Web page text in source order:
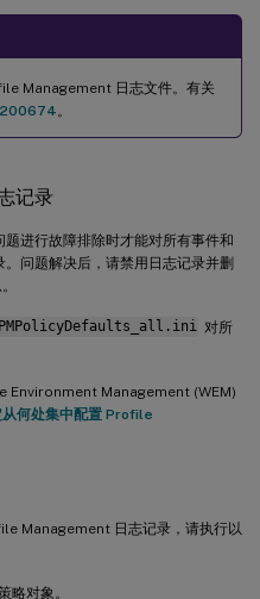
Management 日志文件。有关
。
记录
进行故障排除时才能对所有事件和
问题解决后，请禁用日志记录并删
对所
Environment Management (WEM)
从何处集中配置 Profile
Management 日志记录，请执行以
略对象。